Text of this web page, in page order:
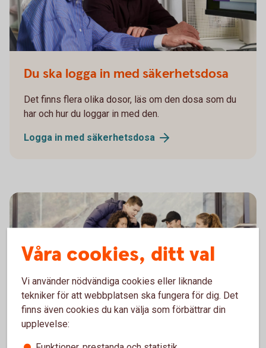
Du ska logga in med säkerhetsdosa
Det finns flera olika dosor, läs om den dosa som du
har och hur du loggar in med den.
Logga in med säkerhetsdosa
Du är under 18 och ska logga in
Våra cookies, ditt val
Vi använder nödvändiga cookies eller liknande
tekniker för att webbplatsen ska fungera för dig. Det
finns även cookies du kan välja som förbättrar din
upplevelse: